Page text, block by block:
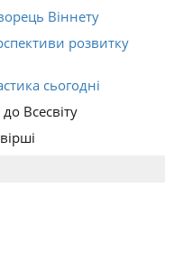
Віннету
розвитку
сьогодні
Всесвіту